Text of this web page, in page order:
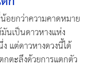
อยกว่าความคาดหมาย
นเป็นดาวหางแห่ง
แต่ดาวหางดวงนี้ได้
กตะลึงด้วยการแตกตัว